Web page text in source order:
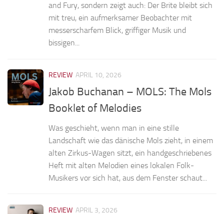
and Fury, sondern zeigt auch: Der Brite bleibt sich
mit treu, ein aufmerksamer Beobachter mit
messerscharfem Blick, griffiger Musik und
bissigen...
REVIEW APRIL 10, 2026
Jakob Buchanan – MOLS: The Mols
Booklet of Melodies
Was geschieht, wenn man in eine stille
Landschaft wie das dänische Mols zieht, in einem
alten Zirkus-Wagen sitzt, ein handgeschriebenes
Heft mit alten Melodien eines lokalen Folk-
Musikers vor sich hat, aus dem Fenster schaut...
REVIEW APRIL 3, 2026